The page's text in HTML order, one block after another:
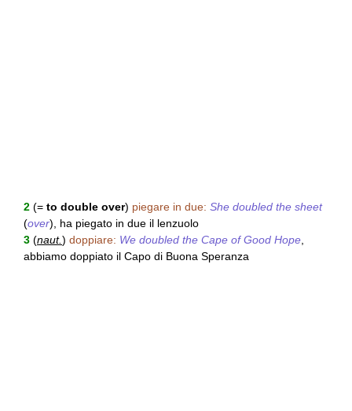
2 (= to double over) piegare in due: She doubled the sheet
(over), ha piegato in due il lenzuolo
3 (naut.) doppiare: We doubled the Cape of Good Hope
abbiamo doppiato il Capo di Buona Speranza